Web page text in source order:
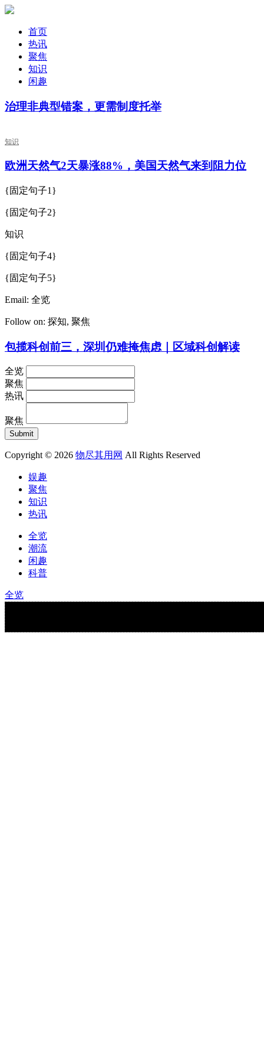
首页
热讯
聚焦
知识
闲趣
治理非典型错案，更需制度托举
知识
欧洲天然气2天暴涨88%，美国天然气来到阻力位
{固定句子1}
{固定句子2}
知识
{固定句子4}
{固定句子5}
Email: 全览
Follow on: 探知, 聚焦
包揽科创前三，深圳仍难掩焦虑｜区域科创解读
全览
聚焦
热讯
聚焦
Copyright © 2026 物尽其用网 All Rights Reserved
娱趣
聚焦
知识
热讯
全览
潮流
闲趣
科普
全览